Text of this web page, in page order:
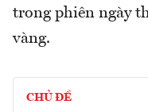
trong phiên ngày
vàng.
CHỦ ĐỀ